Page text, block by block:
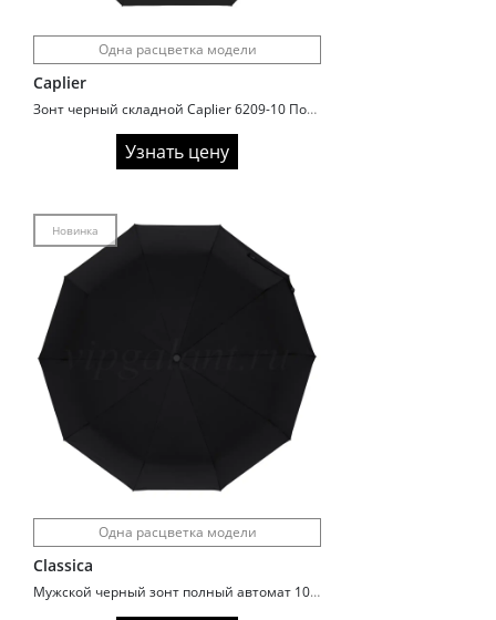
Одна расцветка модели
Caplier
Зонт черный складной Caplier 6209-10 Полный автомат
Узнать цену
Новинка
Одна расцветка модели
Classica
Мужской черный зонт полный автомат 10 спиц артикул 130